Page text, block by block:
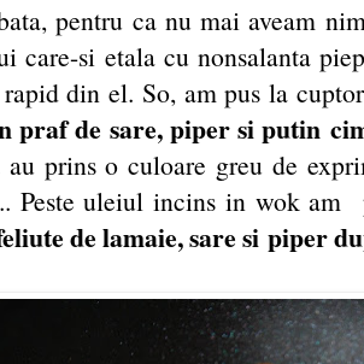
pentru ca nu mai aveam
care-si etala cu nonsalanta
rapid din el. So, am pus la
praf de sare, piper si putin
au prins o culoare greu de
Peste uleiul incins in wok
de lamaie, sare si piper